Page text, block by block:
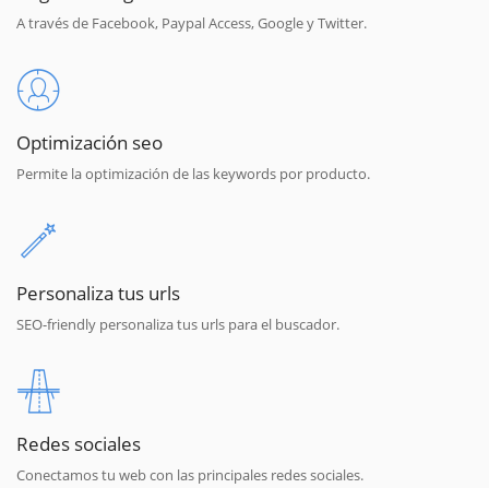
A través de Facebook, Paypal Access, Google y Twitter.
Optimización seo
Permite la optimización de las keywords por producto.
Personaliza tus urls
SEO-friendly personaliza tus urls para el buscador.
Redes sociales
Conectamos tu web con las principales redes sociales.